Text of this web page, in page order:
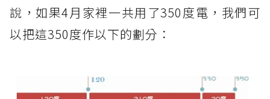
說，如果4月家裡一共用了350度電，我們可
以把這350度作以下的劃分：